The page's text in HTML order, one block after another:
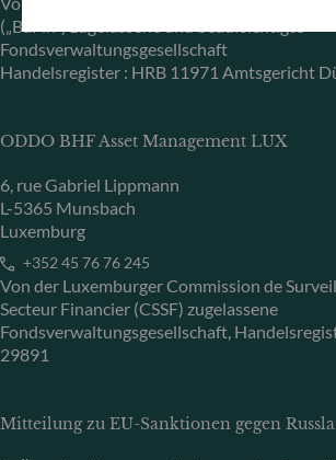
(„BaFin“) zugelassene und beaufsichtigte
Fondsverwaltungsgesellschaft
Handelsregister : HRB 11971 Amtsgericht
ODDO BHF Asset Management LUX
6, rue Gabriel Lippmann
L-5365 Munsbach
Luxemburg
+352 45 76 76 245
Von der Luxemburger Commission de
Secteur Financier (CSSF) zugelassene
Fondsverwaltungsgesellschaft,
29891
Mitteilung zu EU-Sanktionen gegen